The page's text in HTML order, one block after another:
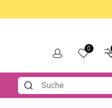
0